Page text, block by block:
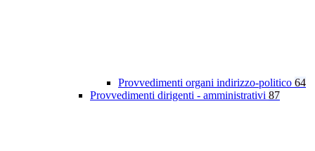
Provvedimenti organi indirizzo-politico 64
Provvedimenti dirigenti - amministrativi 87